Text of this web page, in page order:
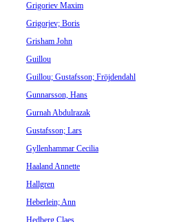
Grigoriev Maxim
Grigorjev; Boris
Grisham John
Guillou
Guillou; Gustafsson; Fröjdendahl
Gunnarsson, Hans
Gurnah Abdulrazak
Gustafsson; Lars
Gyllenhammar Cecilia
Haaland Annette
Hallgren
Heberlein; Ann
Hedberg Claes